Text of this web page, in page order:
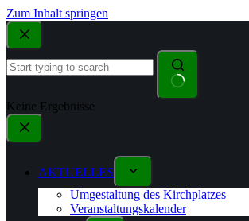
Zum Inhalt springen
Keine Ergebnisse
AKTUELLES
Umgestaltung des Kirchplatzes
Veranstaltungskalender